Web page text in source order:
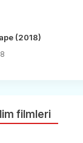
(2018)
filmleri